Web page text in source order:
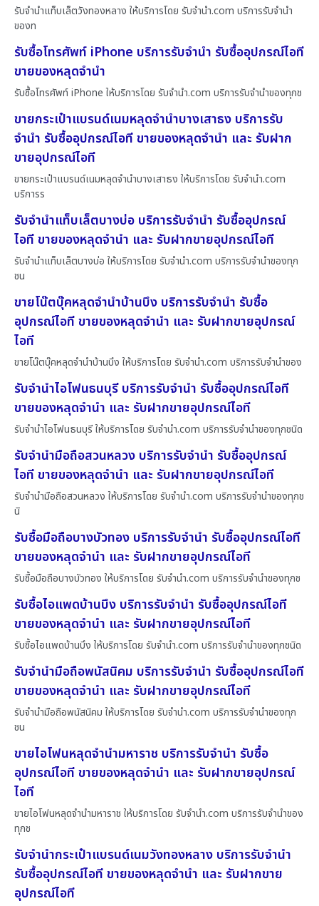
รับจำนำแท็บเล็ตวังทองหลาง ให้บริการโดย รับจํานํา.com บริการรับจำนำ
ของท
รับซื้อโทรศัพท์ iPhone บริการรับจำนำ รับซื้ออุปกรณ์ไอที
ขายของหลุดจำนำ
รับซื้อโทรศัพท์ iPhone ให้บริการโดย รับจํานํา.com บริการรับจำนำของทุกช
ขายกระเป๋าแบรนด์เนมหลุดจำนำบางเสาธง บริการรับ
จำนำ รับซื้ออุปกรณ์ไอที ขายของหลุดจำนำ และ รับฝาก
ขายอุปกรณ์ไอที
ขายกระเป๋าแบรนด์เนมหลุดจำนำบางเสาธง ให้บริการโดย รับจํานํา.com
บริการร
รับจำนำแท็บเล็ตบางบ่อ บริการรับจำนำ รับซื้ออุปกรณ์
ไอที ขายของหลุดจำนำ และ รับฝากขายอุปกรณ์ไอที
รับจำนำแท็บเล็ตบางบ่อ ให้บริการโดย รับจํานํา.com บริการรับจำนำของทุก
ชน
ขายโน๊ตบุ๊คหลุดจำนำบ้านบึง บริการรับจำนำ รับซื้อ
อุปกรณ์ไอที ขายของหลุดจำนำ และ รับฝากขายอุปกรณ์
ไอที
ขายโน๊ตบุ๊คหลุดจำนำบ้านบึง ให้บริการโดย รับจํานํา.com บริการรับจำนำของ
รับจำนำไอโฟนธนบุรี บริการรับจำนำ รับซื้ออุปกรณ์ไอที
ขายของหลุดจำนำ และ รับฝากขายอุปกรณ์ไอที
รับจำนำไอโฟนธนบุรี ให้บริการโดย รับจํานํา.com บริการรับจำนำของทุกชนิด
รับจำนำมือถือสวนหลวง บริการรับจำนำ รับซื้ออุปกรณ์
ไอที ขายของหลุดจำนำ และ รับฝากขายอุปกรณ์ไอที
รับจำนำมือถือสวนหลวง ให้บริการโดย รับจํานํา.com บริการรับจำนำของทุกช
นิ
รับซื้อมือถือบางบัวทอง บริการรับจำนำ รับซื้ออุปกรณ์ไอที
ขายของหลุดจำนำ และ รับฝากขายอุปกรณ์ไอที
รับซื้อมือถือบางบัวทอง ให้บริการโดย รับจํานํา.com บริการรับจำนำของทุกช
รับซื้อไอแพดบ้านบึง บริการรับจำนำ รับซื้ออุปกรณ์ไอที
ขายของหลุดจำนำ และ รับฝากขายอุปกรณ์ไอที
รับซื้อไอแพดบ้านบึง ให้บริการโดย รับจํานํา.com บริการรับจำนำของทุกชนิด
รับจำนำมือถือพนัสนิคม บริการรับจำนำ รับซื้ออุปกรณ์ไอที
ขายของหลุดจำนำ และ รับฝากขายอุปกรณ์ไอที
รับจำนำมือถือพนัสนิคม ให้บริการโดย รับจํานํา.com บริการรับจำนำของทุก
ชน
ขายไอโฟนหลุดจำนำมหาราช บริการรับจำนำ รับซื้อ
อุปกรณ์ไอที ขายของหลุดจำนำ และ รับฝากขายอุปกรณ์
ไอที
ขายไอโฟนหลุดจำนำมหาราช ให้บริการโดย รับจํานํา.com บริการรับจำนำของ
ทุกช
รับจำนำกระเป๋าแบรนด์เนมวังทองหลาง บริการรับจำนำ
รับซื้ออุปกรณ์ไอที ขายของหลุดจำนำ และ รับฝากขาย
อุปกรณ์ไอที